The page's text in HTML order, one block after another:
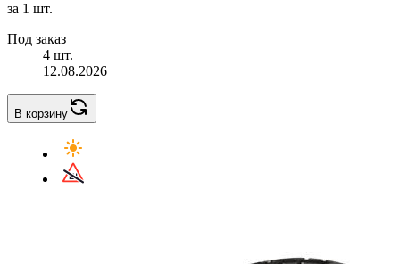
за 1 шт.
Под заказ
4 шт.
12.08.2026
В корзину